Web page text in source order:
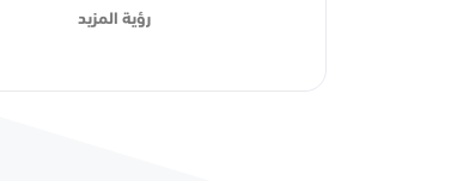
رؤية المزيد